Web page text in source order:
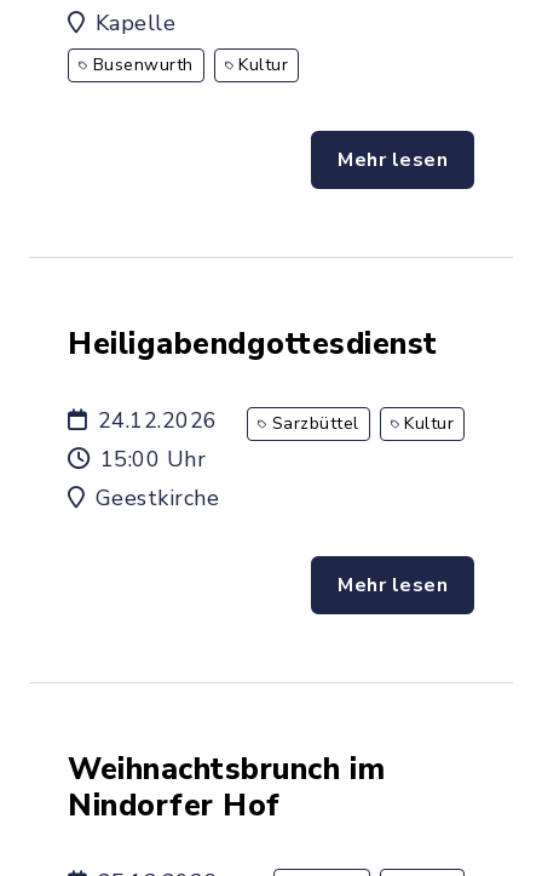
Kapelle
Busenwurth Kultur
Mehr lesen
Heiligabendgottesdienst
24.12.2026
15:00 Uhr
Geestkirche
Sarzbüttel Kultur
Mehr lesen
Weihnachtsbrunch im
Nindorfer Hof